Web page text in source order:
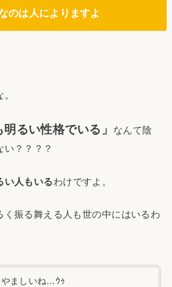
のは人によりますよ
明るい性格でいる」
なんて陰
い？？？？
い人もいるわけですよ。
く振る舞える人も世の中にはいるわ
やましいね…ｳｩ